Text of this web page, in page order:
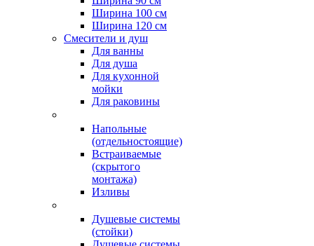
Ширина 100 см
Ширина 120 см
Смесители и душ
Для ванны
Для душа
Для кухонной
мойки
Для раковины
Напольные
(отдельностоящие)
Встраиваемые
(скрытого
монтажа)
Изливы
Душевые системы
(стойки)